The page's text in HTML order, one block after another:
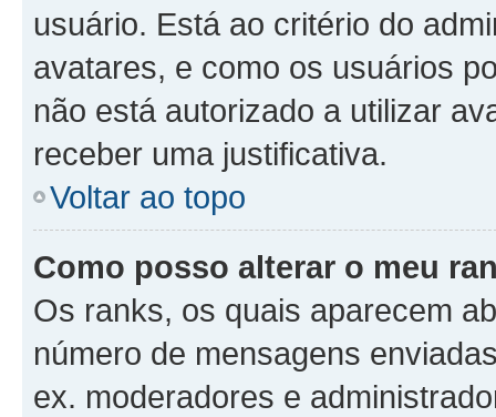
usuário. Está ao critério do
avatares, e como os usuários
não está autorizado a utilizar
receber uma justificativa.
Voltar ao topo
Como posso alterar o meu
Os ranks, os quais aparecem
número de mensagens
ex. moderadores e